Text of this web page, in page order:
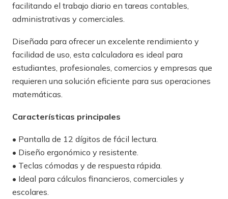
facilitando el trabajo diario en tareas contables,
administrativas y comerciales.
Diseñada para ofrecer un excelente rendimiento y
facilidad de uso, esta calculadora es ideal para
estudiantes, profesionales, comercios y empresas que
requieren una solución eficiente para sus operaciones
matemáticas.
Características principales
• Pantalla de 12 dígitos de fácil lectura.
• Diseño ergonómico y resistente.
• Teclas cómodas y de respuesta rápida.
• Ideal para cálculos financieros, comerciales y
escolares.